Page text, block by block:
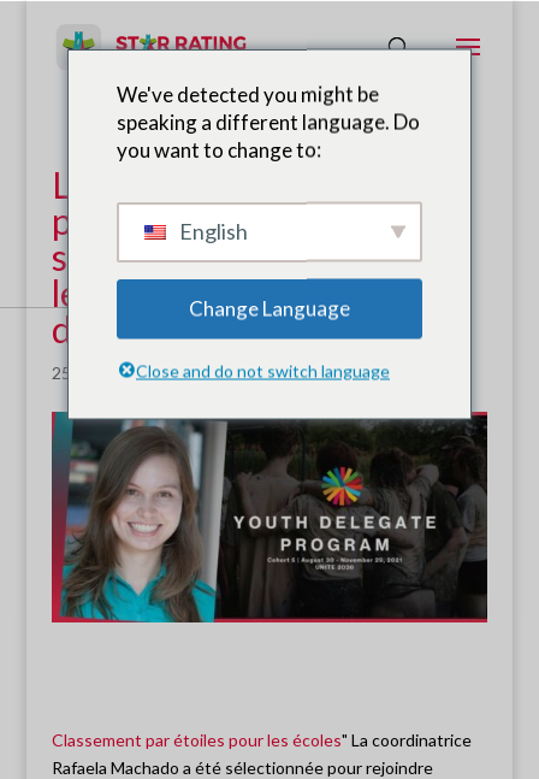
Le coordinateur du
programme mondial SR4S
sélectionné pour rejoindre
le programme des jeunes
délégués d'UNITE 2030
25 août 2021|Nouvelles
Classement par étoiles pour les écoles" La coordinatrice
Rafaela Machado a été sélectionnée pour rejoindre
We've detected you might be
speaking a different language. Do
you want to change to:
English
Change Language
Close and do not switch language